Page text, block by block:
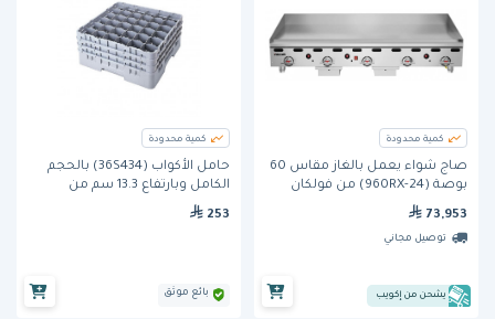
كمية محدودة
صاج شواء يعمل بالغاز مقاس 60
بوصة (960RX-24) من فولكان
73,953
توصيل مجاني
يشحن من إكويب
كمية محدودة
حامل الأكواب (36S434) بالحجم
الكامل وبارتفاع 13.3 سم من
كامبرو
253
بائع موثق